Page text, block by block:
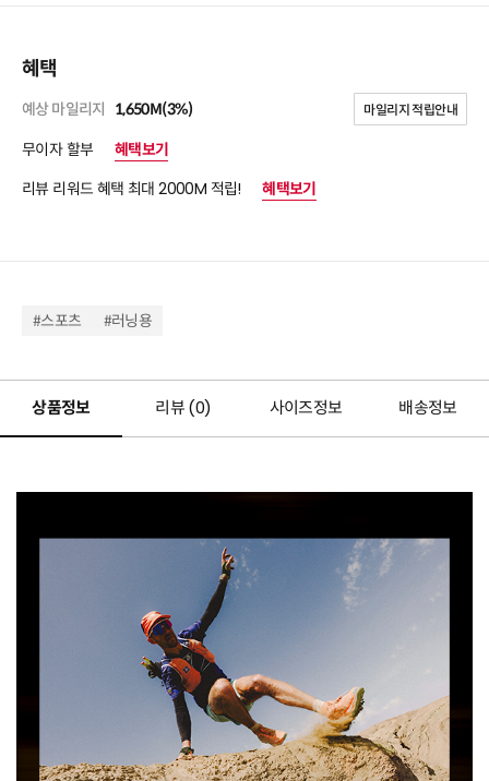
혜택
예상 마일리지 1,650M(3%) 마일리지 적립안내
무이자 할부
혜택보기
리뷰 리워드 혜택 최대 2000M 적립!
혜택보기
#스포츠 #러닝용
상품정보 리뷰 (0) 사이즈정보 배송정보